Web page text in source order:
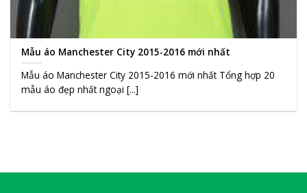
Mẫu áo Manchester City 2015-2016 mới nhất
Mẫu áo Manchester City 2015-2016 mới nhất Tổng hợp 20
mẫu áo đẹp nhất ngoại [...]